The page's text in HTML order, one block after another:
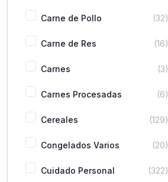
Carne de Pollo (32)
Carne de Res (16)
Carnes (3)
Carnes Procesadas (6)
Cereales (129)
Congelados Varios (20)
Cuidado Personal (322)